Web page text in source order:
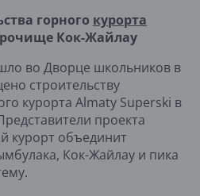
горного курорта
Кок-Жайлау
во Дворце школьников в
строительству
курорта Almaty Superski в
проекта
курорт объединит
Кок-Жайлау и пика